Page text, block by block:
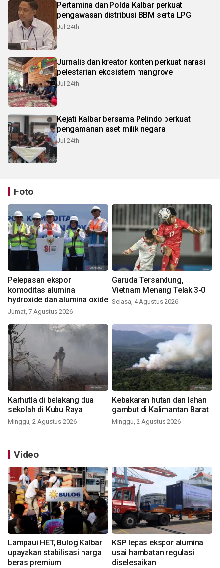
Pertamina dan Polda Kalbar perkuat
pengawasan distribusi BBM serta LPG
Jul 24th
Jurnalis dan kreator konten perkuat narasi
pelestarian ekosistem mangrove
Jul 24th
Kejati Kalbar bersama Pelindo perkuat
pengamanan aset milik negara
Jul 24th
Foto
Pelepasan ekspor
komoditas alumina
hydroxide dan alumina oxide
Jumat, 7 Agustus 2026
Garuda Tersandung,
Vietnam Menang Telak 3-0
Selasa, 4 Agustus 2026
Karhutla di belakang dua
sekolah di Kubu Raya
Minggu, 2 Agustus 2026
Kebakaran hutan dan lahan
gambut di Kalimantan Barat
Minggu, 2 Agustus 2026
Video
Lampaui HET, Bulog Kalbar
upayakan stabilisasi harga
beras premium
KSP lepas ekspor alumina
usai hambatan regulasi
diselesaikan